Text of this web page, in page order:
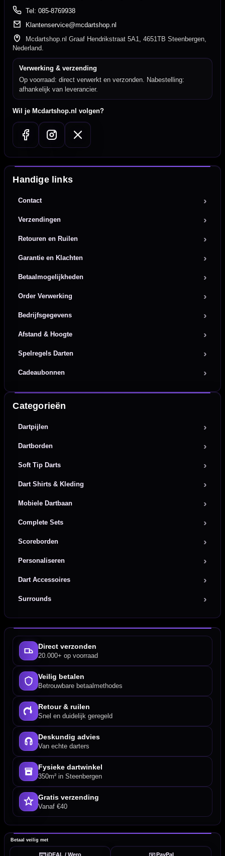
Tel: 085-8769938
Klantenservice@mcdartshop.nl
Mcdartshop.nl Graaf Hendrikstraat 5A1, 4651TB Steenbergen,
Nederland.
Verwerking & verzending
Op voorraad: direct verwerkt en verzonden. Nabestelling:
afhankelijk van leverancier.
Wil je Mcdartshop.nl volgen?
Handige links
Contact
Verzendingen
Retouren en Ruilen
Garantie en Klachten
Betaalmogelijkheden
Order Verwerking
Bedrijfsgegevens
Afstand & Hoogte
Spelregels Darten
Cadeaubonnen
Categorieën
Dartpijlen
Dartborden
Soft Tip Darts
Dart Shirts & Kleding
Mobiele Dartbaan
Complete Sets
Scoreborden
Personaliseren
Dart Accessoires
Surrounds
Direct verzonden
20.000+ op voorraad
Veilig betalen
Betrouwbare betaalmethodes
Retour & ruilen
Snel en duidelijk geregeld
Deskundig advies
Van echte darters
Fysieke dartwinkel
350m² in Steenbergen
Gratis verzending
Vanaf €40
Betaal veilig met
iDEAL / Wero PayPal